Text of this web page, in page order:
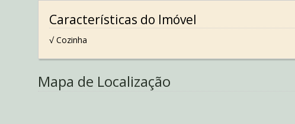
Características do Imóvel
√ Cozinha
Mapa de Localização